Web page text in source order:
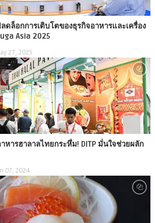
ดล็อกการเติบโตของธุรกิจอาหารและเครื่อง
Asia 2025
27, 2025
ารฮาลาลไทยกระหึ่ม! DITP มั่นใจช่วยผลัก
07, 2024